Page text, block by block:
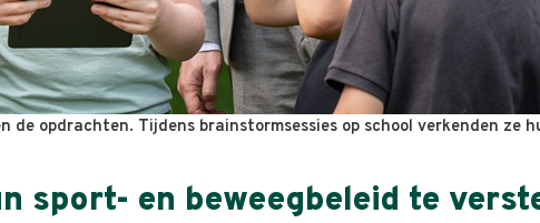
de opdrachten. Tijdens brainstormsessies op school verkenden
sport- en beweegbeleid te